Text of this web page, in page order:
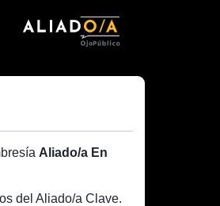
Aliado/a En
del Aliado/a Clave.